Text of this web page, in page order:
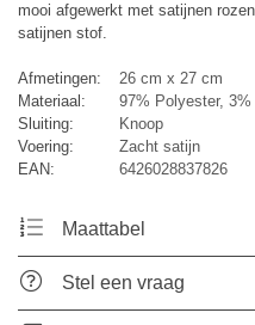
mooi afgewerkt met satijnen
satijnen stof.
Afmetingen:
26 cm x 27 cm
Materiaal:
97% Polyester,
Sluiting:
Knoop
Voering:
Zacht satijn
EAN:
6426028837826
Maattabel
Stel een vraag